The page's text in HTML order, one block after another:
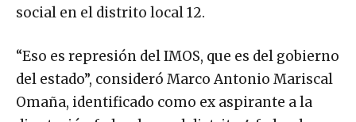
social en el distrito local 12.
“Eso es represión del IMOS, que es del gobierno
del estado”, consideró Marco Antonio Mariscal
Omaña, identificado como ex aspirante a la